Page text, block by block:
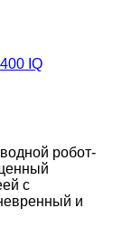
робот-
с
и